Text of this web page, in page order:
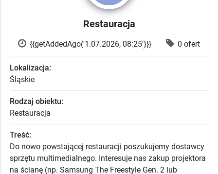
Restauracja
{{getAddedAgo('1.07.2026, 08:25')}} 0 ofert
Lokalizacja:
Śląskie
Rodzaj obiektu:
Restauracja
Treść:
Do nowo powstającej restauracji poszukujemy dostawcy
sprzętu multimedialnego. Interesuje nas zakup projektora
na ścianę (np. Samsung The Freestyle Gen. 2 lub